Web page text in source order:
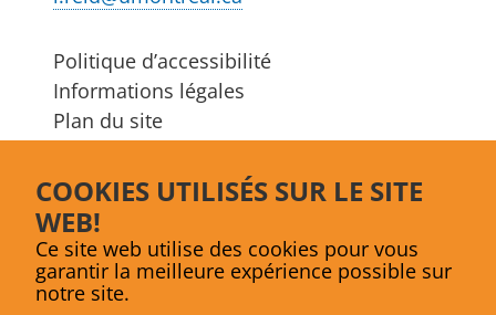
COOKIES UTILISÉS SUR LE SITE
WEB!
Ce site web utilise des cookies pour vous
garantir la meilleure expérience possible sur
notre site.
Politique d’accessibilité
Informations légales
Plan du site
S'abonner à l’infolettre
FacebookLinkedInBluesky